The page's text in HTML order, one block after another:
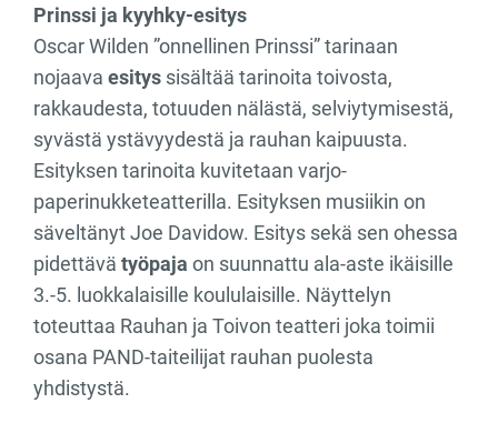
Prinssi ja kyyhky-esitys
Oscar Wilden ”onnellinen Prinssi” tarinaan
nojaava esitys sisältää tarinoita toivosta,
rakkaudesta, totuuden nälästä, selviytymisestä,
syvästä ystävyydestä ja rauhan kaipuusta.
Esityksen tarinoita kuvitetaan varjo-
paperinukketeatterilla. Esityksen musiikin on
säveltänyt Joe Davidow. Esitys sekä sen ohessa
pidettävä työpaja on suunnattu ala-aste ikäisille
3.-5. luokkalaisille koululaisille. Näyttelyn
toteuttaa Rauhan ja Toivon teatteri joka toimii
osana PAND-taiteilijat rauhan puolesta
yhdistystä.